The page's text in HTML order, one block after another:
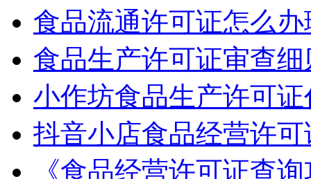
食品流通许可证怎么
食品生产许可证审查
小作坊食品生产许可
抖音小店食品经营许
《食品经营许可证查